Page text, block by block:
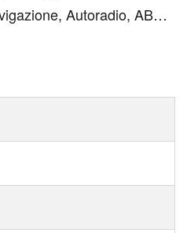
Autoradio, ABS,
centralizzata,